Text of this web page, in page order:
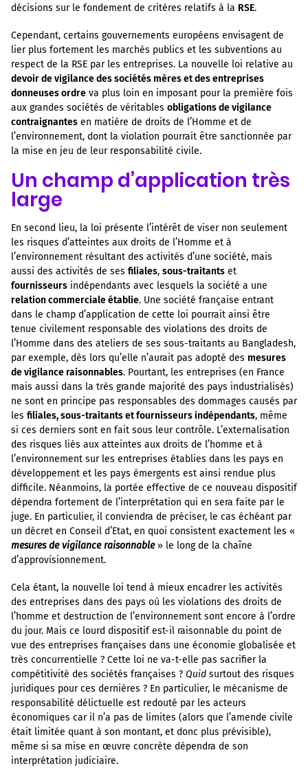
décisions sur le fondement de critères relatifs à la RSE.
Cependant, certains gouvernements européens envisagent de
lier plus fortement les marchés publics et les subventions au
respect de la RSE par les entreprises. La nouvelle loi relative au
devoir de vigilance des sociétés mères et des entreprises
donneuses ordre va plus loin en imposant pour la première fois
aux grandes sociétés de véritables obligations de vigilance
contraignantes en matière de droits de l’Homme et de
l’environnement, dont la violation pourrait être sanctionnée par
la mise en jeu de leur responsabilité civile.
Un champ d’application très
large
En second lieu, la loi présente l’intérêt de viser non seulement
les risques d’atteintes aux droits de l’Homme et à
l’environnement résultant des activités d’une société, mais
aussi des activités de ses filiales, sous-traitants et
fournisseurs indépendants avec lesquels la société a une
relation commerciale établie. Une société française entrant
dans le champ d’application de cette loi pourrait ainsi être
tenue civilement responsable des violations des droits de
l’Homme dans des ateliers de ses sous-traitants au Bangladesh,
par exemple, dès lors qu’elle n’aurait pas adopté des mesures
de vigilance raisonnables. Pourtant, les entreprises (en France
mais aussi dans la très grande majorité des pays industrialisés)
ne sont en principe pas responsables des dommages causés par
les filiales, sous-traitants et fournisseurs indépendants, même
si ces derniers sont en fait sous leur contrôle. L’externalisation
des risques liés aux atteintes aux droits de l’homme et à
l’environnement sur les entreprises établies dans les pays en
développement et les pays émergents est ainsi rendue plus
difficile. Néanmoins, la portée effective de ce nouveau dispositif
dépendra fortement de l’interprétation qui en sera faite par le
juge. En particulier, il conviendra de préciser, le cas échéant par
un décret en Conseil d’Etat, en quoi consistent exactement les «
mesures de vigilance raisonnable» le long de la chaîne
d’approvisionnement.
Cela étant, la nouvelle loi tend à mieux encadrer les activités
des entreprises dans des pays où les violations des droits de
l’homme et destruction de l’environnement sont encore à l’ordre
du jour. Mais ce lourd dispositif est-il raisonnable du point de
vue des entreprises françaises dans une économie globalisée et
très concurrentielle ? Cette loi ne va-t-elle pas sacrifier la
compétitivité des sociétés françaises ? Quid surtout des risques
juridiques pour ces dernières ? En particulier, le mécanisme de
responsabilité délictuelle est redouté par les acteurs
économiques car il n’a pas de limites (alors que l’amende civile
était limitée quant à son montant, et donc plus prévisible),
même si sa mise en œuvre concrète dépendra de son
interprétation judiciaire.